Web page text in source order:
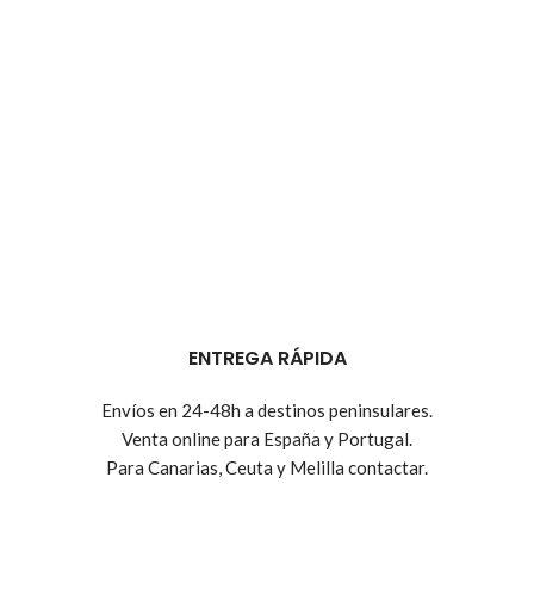
ENTREGA RÁPIDA
Envíos en 24-48h a destinos peninsulares.
Venta online para España y Portugal.
Para Canarias, Ceuta y Melilla contactar.